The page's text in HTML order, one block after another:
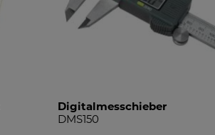
Digitalmesschieber
DMS150